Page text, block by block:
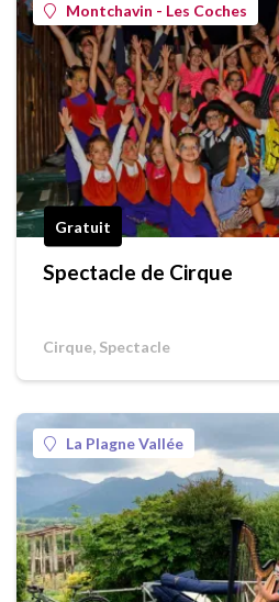
Montchavin - Les Coches
Gratuit
Spectacle de Cirque
Cirque, Spectacle
La Plagne Vallée